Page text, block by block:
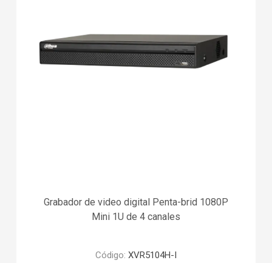
Grabador de video digital Penta-brid 1080P
Mini 1U de 4 canales
Código: XVR5104H-I